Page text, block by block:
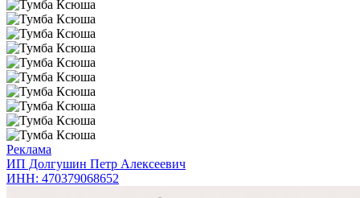
Реклама
ИП Долгушин Петр Алексеевич
ИНН: 470379068652